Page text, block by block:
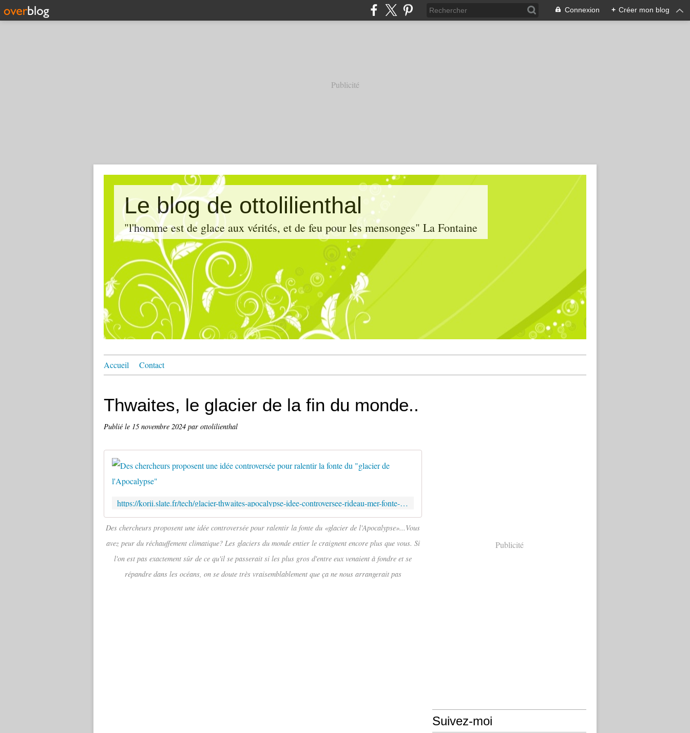
Connexion + Créer mon blog
Publicité
Le blog de ottolilienthal
"l'homme est de glace aux vérités, et de feu pour les mensonges" La Fontaine
Accueil Contact
Thwaites, le glacier de la fin du monde..
Publié le 15 novembre 2024 par ottolilienthal
https://korii.slate.fr/tech/glacier-thwaites-apocalypse-idee-controversee-rideau-mer-fonte-pole-sud-rechauffement-climatique
Des chercheurs proposent une idée controversée pour ralentir la fonte du «glacier de l'Apocalypse»...Vous
avez peur du réchauffement climatique? Les glaciers du monde entier le craignent encore plus que vous. Si
l'on est pas exactement sûr de ce qu'il se passerait si les plus gros d'entre eux venaient à fondre et se
répandre dans les océans, on se doute très vraisemblablement que ça ne nous arrangerait pas
Publicité
Suivez-moi